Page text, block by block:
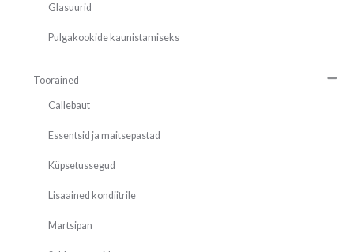
Glasuurid
Pulgakookide kaunistamiseks
Toorained
Callebaut
Essentsid ja maitsepastad
Küpsetussegud
Lisaained kondiitrile
Martsipan